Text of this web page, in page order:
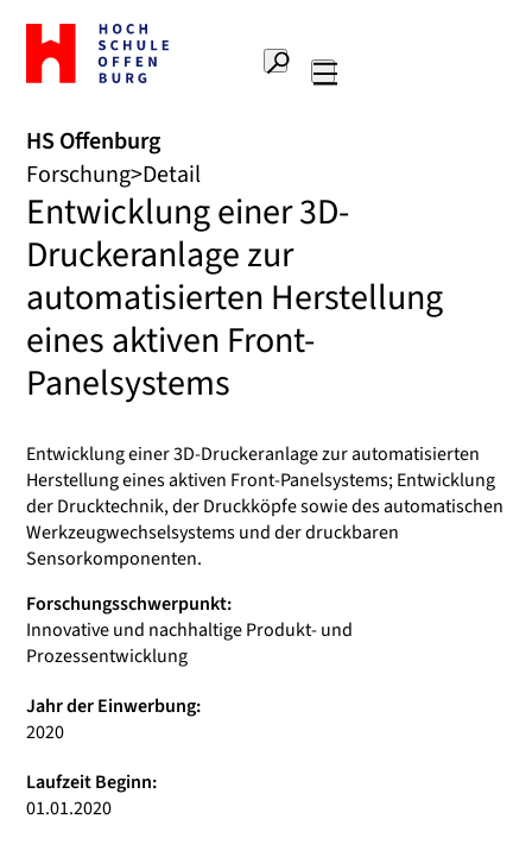
Zur
Startseite
Hochschule
Suche
HS Offenburg
Forschung Detail
Entwicklung einer 3D-
Druckeranlage zur
automatisierten Herstellung
eines aktiven Front-
Panelsystems
Entwicklung einer 3D-Druckeranlage zur automatisierten
Herstellung eines aktiven Front-Panelsystems; Entwicklung
der Drucktechnik, der Druckköpfe sowie des automatischen
Werkzeugwechselsystems und der druckbaren
Sensorkomponenten.
Forschungsschwerpunkt:
Innovative und nachhaltige Produkt- und
Prozessentwicklung
Jahr der Einwerbung:
2020
Laufzeit Beginn:
01.01.2020